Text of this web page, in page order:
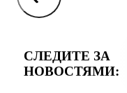
СЛЕДИТЕ ЗА
НОВОСТЯМИ: